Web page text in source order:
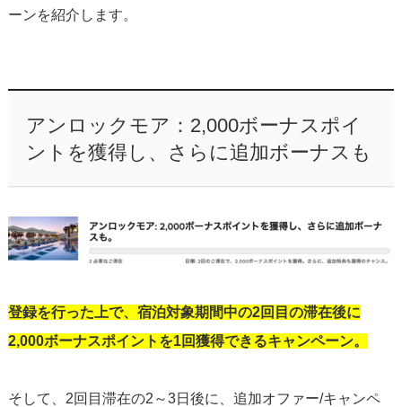
ーンを紹介します。
アンロックモア：2,000ボーナスポイ
ントを獲得し、さらに追加ボーナスも
登録を行った上で、宿泊対象期間中の2回目の滞在後に
2,000ボーナスポイントを1回獲得できるキャンペーン。
そして、2回目滞在の2～3日後に、追加オファー/キャンペ